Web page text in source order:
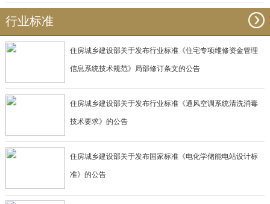
行业标准
住房城乡建设部关于发布行业标准《住宅专项维修资金管理
信息系统技术规范》局部修订条文的公告
住房城乡建设部关于发布行业标准《通风空调系统清洗消毒
技术要求》的公告
住房城乡建设部关于发布国家标准《电化学储能电站设计标
准》的公告